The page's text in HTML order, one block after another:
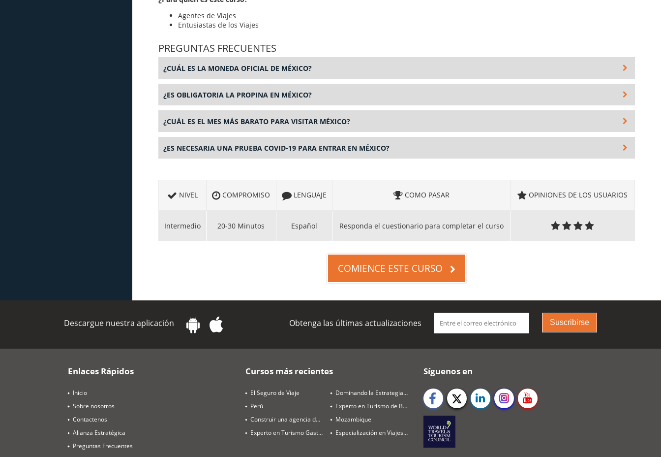
Agentes de Viajes
Entusiastas de los Viajes
PREGUNTAS FRECUENTES
¿CUÁL ES LA MONEDA OFICIAL DE MÉXICO?
¿ES OBLIGATORIA LA PROPINA EN MÉXICO?
¿CUÁL ES EL MES MÁS BARATO PARA VISITAR MÉXICO?
¿ES NECESARIA UNA PRUEBA COVID-19 PARA ENTRAR EN MÉXICO?
NIVEL COMPROMISO LENGUAJE COMO PASAR OPINIONES DE LOS USUARIOS
Intermedio 20-30 Minutos Español Responda el cuestionario para completar el curso
COMIENCE ESTE CURSO
Descargue nuestra aplicación Obtenga las últimas actualizaciones Suscribirse
Enlaces Rápidos
Inicio
Sobre nosotros
Contactenos
Alianza Estratégica
Preguntas Frecuentes
Cursos más recientes
El Seguro de Viaje
Perú
Construir una agencia de viajes rentable en 2026
Experto en Turismo Gastronómico
Dominando la Estrategia de Destinos y Ventas
Experto en Turismo de Bienestar
Mozambique
Especialización en Viajes de Luna de Miel
Síguenos en